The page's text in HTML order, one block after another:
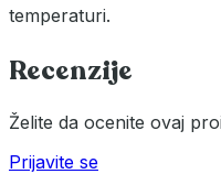
temperaturi.
Recenzije
Želite da ocenite ovaj
Prijavite se